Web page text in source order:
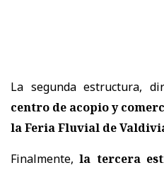
La segunda estructura,
centro de acopio y
la Feria Fluvial de
Finalmente,la tercera